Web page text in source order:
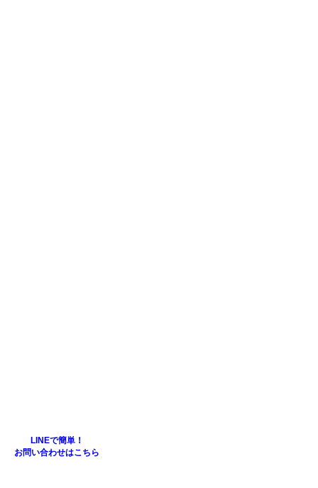
LINEで簡単！
お問い合わせはこちら